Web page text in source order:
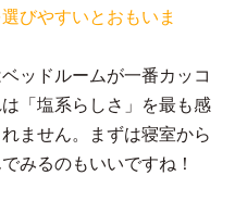
びやすいとおもいま
ッドルームが一番カッコ
「塩系らしさ」を最も感
ません。まずは寝室から
みるのもいいですね！